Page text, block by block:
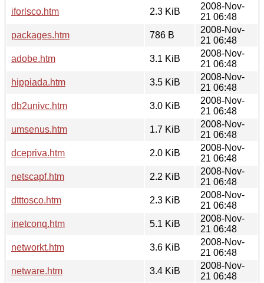
iforlsco.htm
2.3 KiB
2008-Nov-
21 06:48
packages.htm
786 B
2008-Nov-
21 06:48
adobe.htm
3.1 KiB
2008-Nov-
21 06:48
hippiada.htm
3.5 KiB
2008-Nov-
21 06:48
db2univc.htm
3.0 KiB
2008-Nov-
21 06:48
umsenus.htm
1.7 KiB
2008-Nov-
21 06:48
dcepriva.htm
2.0 KiB
2008-Nov-
21 06:48
netscapf.htm
2.2 KiB
2008-Nov-
21 06:48
dtttosco.htm
2.3 KiB
2008-Nov-
21 06:48
inetconq.htm
5.1 KiB
2008-Nov-
21 06:48
networkt.htm
3.6 KiB
2008-Nov-
21 06:48
netware.htm
3.4 KiB
2008-Nov-
21 06:48